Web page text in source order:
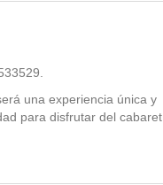
una experiencia única y
para disfrutar del cabaret